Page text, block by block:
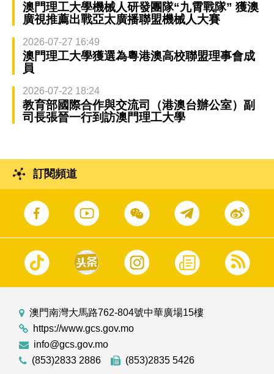
澳門理工大學機械人研發團隊“九霄戰隊” 獲澳
廣視推薦出戰亞太廣播聯盟機械人大賽
2026-07-27 16:49
澳門理工大學獲選為粵港澳高校聯盟理事會成
員
2026-07-22 18:24
教育部國際合作與交流司（港澳台辦公室）副
司長張晉一行到訪澳門理工大學
訂閱頻道
澳門南灣大馬路762-804號中華廣場15樓
https://www.gcs.gov.mo
info@gcs.gov.mo
(853)2833 2886
(853)2835 5426